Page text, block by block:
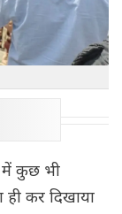
में कुछ भी
कर दिखाया